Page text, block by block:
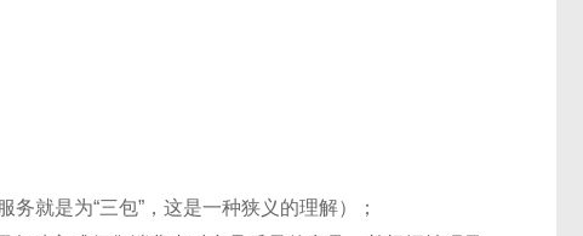
就是为“三包”，这是一种狭义的理解）；